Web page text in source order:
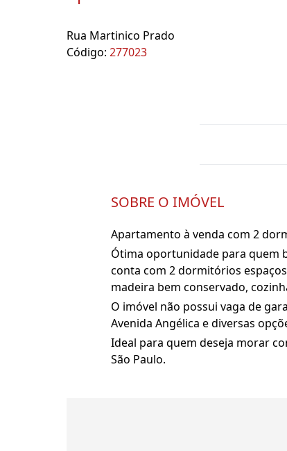
Rua Martinico Prado
Código: 277023
SOBRE O IMÓVEL
Apartamento à venda com 2
Ótima oportunidade para quem
conta com 2 dormitórios
madeira bem conservado,
O imóvel não possui vaga de
Avenida Angélica e diversas
Ideal para quem deseja morar
São Paulo.